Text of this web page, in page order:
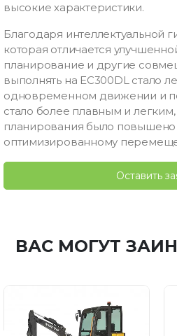
высокие характеристики.
Благодаря интеллектуальной
которая отличается
планирование и другие
выполнять на EC300DL стало
одновременном движении и
стало более плавным и легким,
планирования было повышено
оптимизированному
Оставить
ВАС МОГУТ